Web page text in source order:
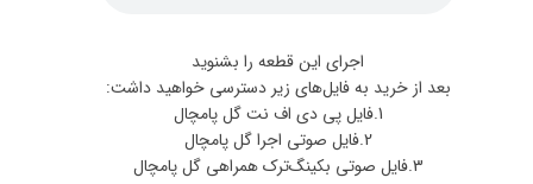
اجرای این قطعه را بشنوید
بعد از خرید به فایل‌های زیر دسترسی خواهید داشت:
1.فایل پی دی اف نت گل پامچال
2.فایل صوتی اجرا گل پامچال
3.فایل صوتی بکینگ‌ترک همراهی گل پامچال